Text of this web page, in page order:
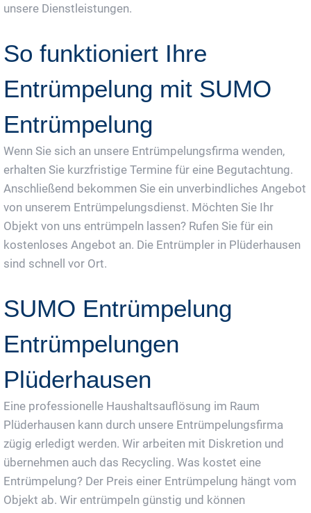
unsere Dienstleistungen.
So funktioniert Ihre
Entrümpelung mit SUMO
Entrümpelung
Wenn Sie sich an unsere Entrümpelungsfirma wenden,
erhalten Sie kurzfristige Termine für eine Begutachtung.
Anschließend bekommen Sie ein unverbindliches Angebot
von unserem Entrümpelungsdienst. Möchten Sie Ihr
Objekt von uns entrümpeln lassen? Rufen Sie für ein
kostenloses Angebot an. Die Entrümpler in Plüderhausen
sind schnell vor Ort.
SUMO Entrümpelung
Entrümpelungen
Plüderhausen
Eine professionelle Haushaltsauflösung im Raum
Plüderhausen kann durch unsere Entrümpelungsfirma
zügig erledigt werden. Wir arbeiten mit Diskretion und
übernehmen auch das Recycling. Was kostet eine
Entrümpelung? Der Preis einer Entrümpelung hängt vom
Objekt ab. Wir entrümpeln günstig und können